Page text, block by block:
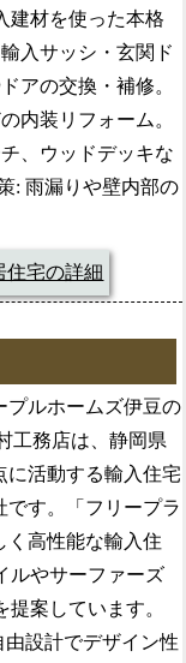
建材を使った本格
入サッシ・玄関ド
アの交換・補修。
内装リフォーム。
、ウッドデッキな
: 雨漏りや壁内部の
住宅の詳細
プルホームズ伊豆の
工務店は、静岡県
に活動する輸入住宅
です。「フリープラ
く高性能な輸入住
ルやサーファーズ
案しています。
設計でデザイン性